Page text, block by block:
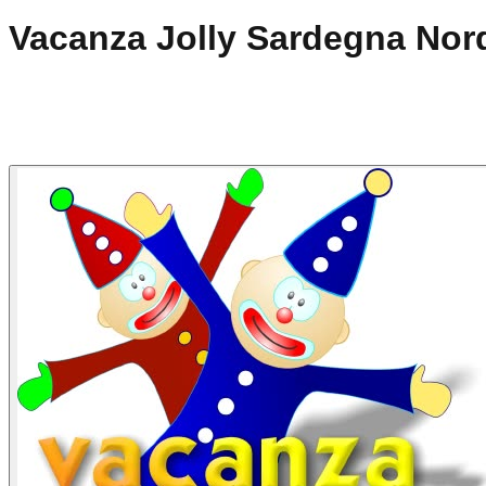
Vacanza Jolly Sardegna